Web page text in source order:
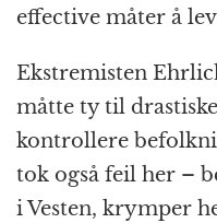
effective måter å
Ekstremisten
måtte ty til
kontrollere
tok også feil her –
i Vesten, krymper